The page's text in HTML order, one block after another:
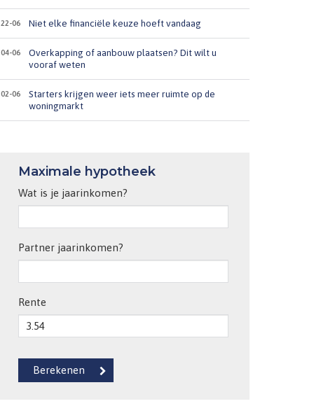
22-06 Niet elke financiële keuze hoeft vandaag
04-06
Overkapping of aanbouw plaatsen? Dit wilt u
vooraf weten
02-06
Starters krijgen weer iets meer ruimte op de
woningmarkt
Maximale hypotheek
Wat is je jaarinkomen?
Partner jaarinkomen?
Rente